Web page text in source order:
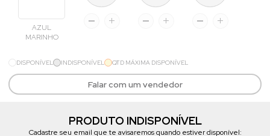
AZUL
MARINHO
DISPONÍVEL INDISPONÍVEL QTD MÁXIMA DISPONÍVEL
Falar com um vendedor
PRODUTO INDISPONÍVEL
Cadastre seu email que te avisaremos quando estiver disponível: